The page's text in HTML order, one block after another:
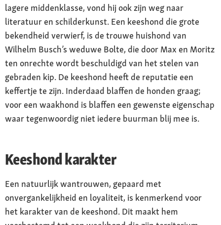
lagere middenklasse, vond hij ook zijn weg naar
literatuur en schilderkunst. Een keeshond die grote
bekendheid verwierf, is de trouwe huishond van
Wilhelm Busch’s weduwe Bolte, die door Max en Moritz
ten onrechte wordt beschuldigd van het stelen van
gebraden kip. De keeshond heeft de reputatie een
keffertje te zijn. Inderdaad blaffen de honden graag;
voor een waakhond is blaffen een gewenste eigenschap
waar tegenwoordig niet iedere buurman blij mee is.
Keeshond karakter
Een natuurlijk wantrouwen, gepaard met
onvergankelijkheid en loyaliteit, is kenmerkend voor
het karakter van de keeshond. Dit maakt hem